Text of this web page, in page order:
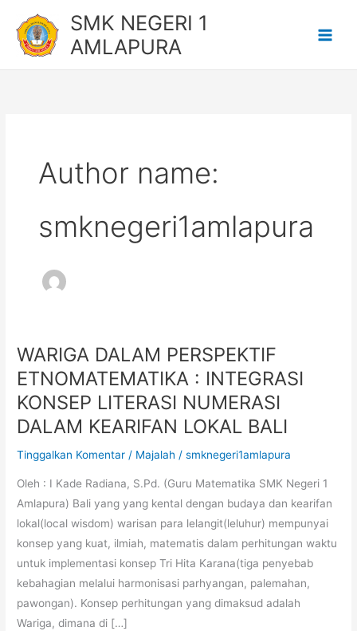
konten
SMK NEGERI 1
AMLAPURA
Author name:
smknegeri1amlapura
WARIGA DALAM PERSPEKTIF
ETNOMATEMATIKA : INTEGRASI
KONSEP LITERASI NUMERASI
DALAM KEARIFAN LOKAL BALI
Tinggalkan Komentar / Majalah /smknegeri1amlapura
Oleh : I Kade Radiana, S.Pd. (Guru Matematika SMK Negeri 1
Amlapura) Bali yang yang kental dengan budaya dan kearifan
lokal(local wisdom) warisan para lelangit(leluhur) mempunyai
konsep yang kuat, ilmiah, matematis dalam perhitungan waktu
untuk implementasi konsep Tri Hita Karana(tiga penyebab
kebahagian melalui harmonisasi parhyangan, palemahan,
pawongan). Konsep perhitungan yang dimaksud adalah
Wariga, dimana di […]
WARIGA
DALAM
ETNOMATEMATIKA
:
INTEGRASI
LITERASI
NUMERASI
DALAM
KEARIFAN
LOKAL
BALI